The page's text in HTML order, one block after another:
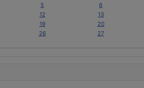
5 6
12 13
19 20
26 27